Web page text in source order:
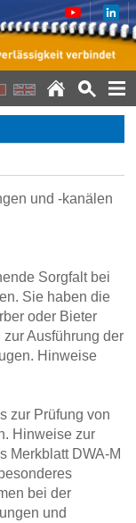
und -kanälen
Sorgfalt bei
Sie haben die
oder Bieter
Ausführung der
Hinweise
zur Prüfung von
Hinweise zur
Merkblatt DWA-M
bei der
und